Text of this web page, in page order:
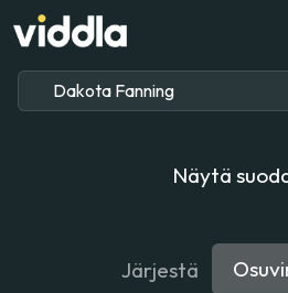
Näytä
Järjestä